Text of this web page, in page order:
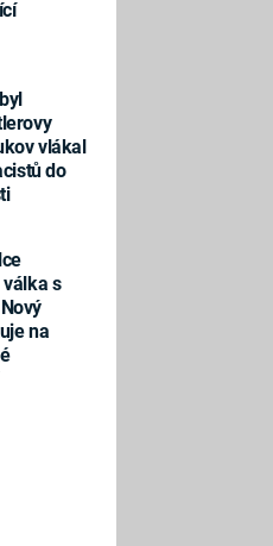
vlákal
do
s
na